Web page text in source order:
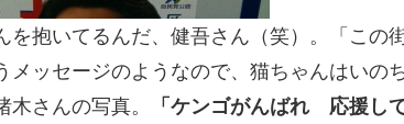
を抱いてるんだ、健吾さん（笑）。「この
メッセージのようなので、猫ちゃんはい
木さんの写真。
「ケンゴがんばれ 応援し